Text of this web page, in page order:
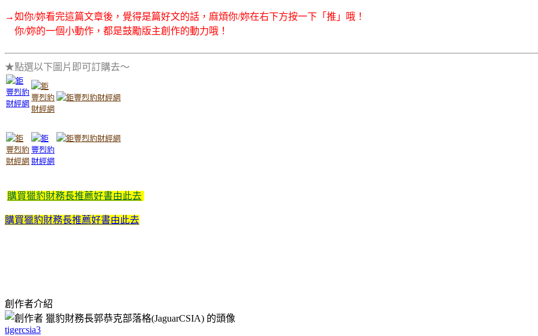
→如你/妳看完這篇文章後，覺得是篇好文的話，麻煩你/妳在右下方按一下「推」哦！
你/妳的一個小動作，都是鼓勵版主創作的動力哦！
★點選以下圖片即可訂購去～
購買獵豹財務長推薦好書由此去
購買獵豹財務長推薦好書由此去
創作者介紹
tigercsia3